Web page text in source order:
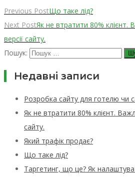
Previous PostЩо таке лід?
Next PostЯк не втратити 80% клієнт.
версії сайту.
Пошук:
Недавні записи
Розробка сайту для готелю чи
Як не втратити 80% клієнт.
сайту.
Який трафік продає?
Що таке лід?
Таргетинг, що це? Як